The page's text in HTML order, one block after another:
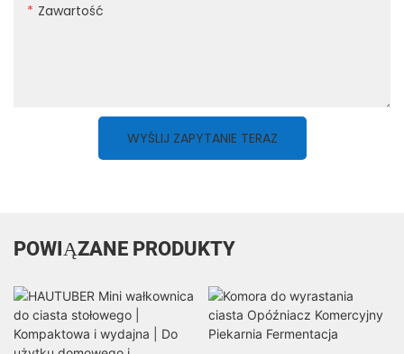
Zawartość
WYŚLIJ ZAPYTANIE TERAZ
POWIĄZANE PRODUKTY